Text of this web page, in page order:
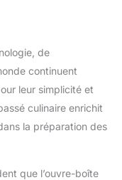
de
continuent
leur simplicité et
culinaire enrichit
la préparation des
que l’ouvre-boîte